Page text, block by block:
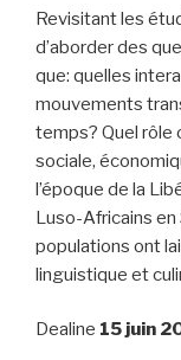
Revisitant les
d’aborder des
que: quelles
mouvements
temps? Quel rôle
sociale,
l’époque de la
Luso-Africains
populations ont
linguistique et
Dealine 15 juin